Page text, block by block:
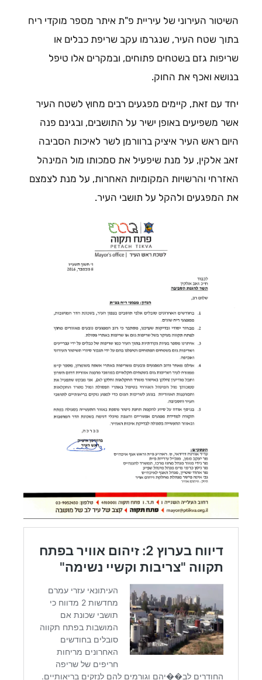
השיטור העירוני של עיריית פ"ת איתר מספר מוקדי ריח
בתוך שטח העיר, שנגרמו עקב שריפת כבלים או
שריפות גזם בשטחים פתוחים, ובמקרים אלו טיפל
בנושא ואכף את החוק.
יחד עם זאת, קיימים מפגעים רבים מחוץ לשטח העיר
אשר משפיעים באופן ישיר על התושבים, ובגינם פנה
היום ראש העיר איציק ברוורמן לשר לאיכות הסביבה
זאב אלקין, על מנת שיפעיל את סמכותו מול המינהל
האזרחי והרשויות המקומיות האחרות, על מנת לצמצם
את המפגעים ולהקל על תושבי העיר.